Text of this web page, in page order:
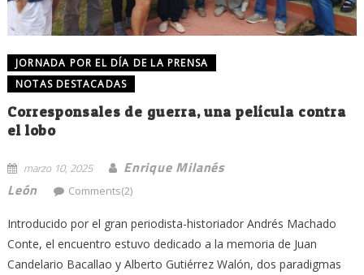
JORNADA POR EL DÍA DE LA PRENSA
NOTAS DESTACADAS
Corresponsales de guerra, una película contra
el lobo
marzo 10, 2025
Enrique Milanés
León
Comments(2)
Introducido por el gran periodista-historiador Andrés Machado
Conte, el encuentro estuvo dedicado a la memoria de Juan
Candelario Bacallao y Alberto Gutiérrez Walón, dos paradigmas